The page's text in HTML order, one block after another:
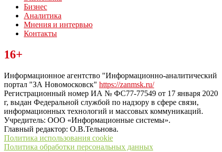
Бизнес
Аналитика
Мнения и интервью
Контакты
Читайте последние новости дня в Тульской области на сайте
“ЗаНовомосковск”
16+
Информационное агентство "Информационно-аналитический
портал "ЗА Новомосковск" https://zanmsk.ru/
Регистрационный номер ИА № ФС77-77549 от 17 января 2020
г, выдан Федеральной службой по надзору в сфере связи,
информационных технологий и массовых коммуникаций.
Учредитель: ООО «Информационные системы».
Главный редактор: О.В.Тельнова.
Политика использования cookie
Политика обработки персональных данных